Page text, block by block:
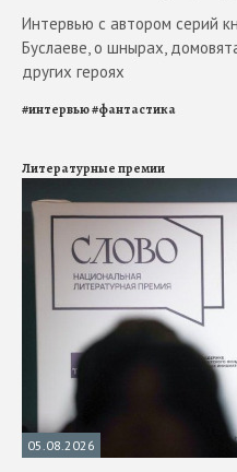
Интервью с автором серий
Буслаеве, о шнырах,
других героях
#интервью#фантастика
Литературные премии
05.08.2026